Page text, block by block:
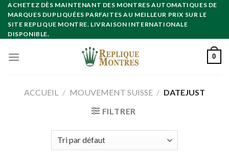
Skip
content
ACHETEZ DÈS MAINTENANT DES MONTRES AUTOMATIQUES DE
MARQUES DUPLIQUÉES PARFAITES AU MEILLEUR PRIX SUR LE
SITE REPLIQUE MONTRE. LIVRAISON INTERNATIONALE
DISPONIBLE.
0
ACCUEIL / MOUVEMENT SUISSE / DATEJUST
FILTRER